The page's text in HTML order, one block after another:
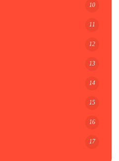
10
11
12
13
14
15
16
17